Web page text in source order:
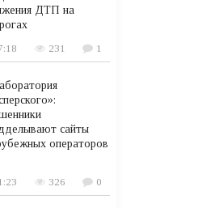
ДТП на
231 1
сайты
операторов
326 0